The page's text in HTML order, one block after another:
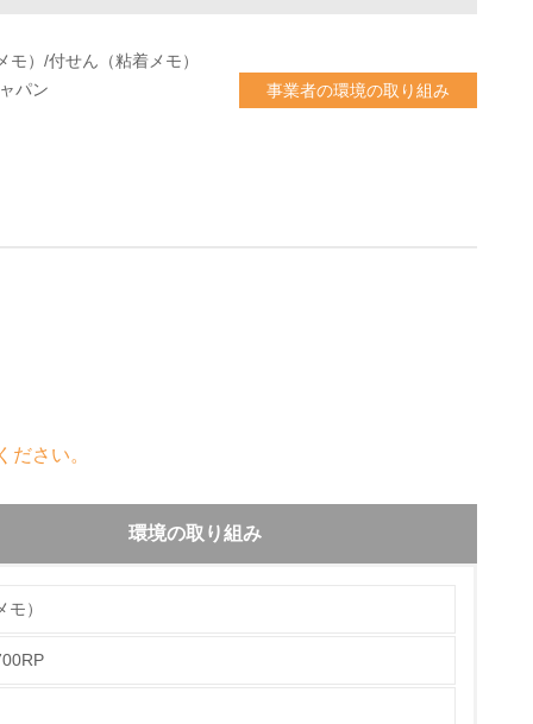
モ）/付せん（粘着メモ）
パン
事業者の環境の取り組み
さい。
環境の取り組み
）